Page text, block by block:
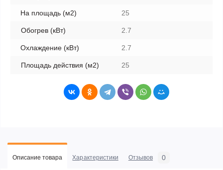
На площадь (м2) 25
Обогрев (кВт) 2.7
Охлаждение (кВт) 2.7
Площадь действия (м2) 25
Описание товара Характеристики Отзывов 0